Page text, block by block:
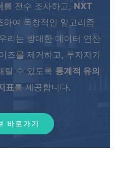
를 전수 조사하고, NXT
하여 독창적인 알고리즘
리는 방대한 데이터 연산
즈를 제거하고, 투자자가
릴 수 있도록 통계적 유의
표를 제공합니다.
바로가기